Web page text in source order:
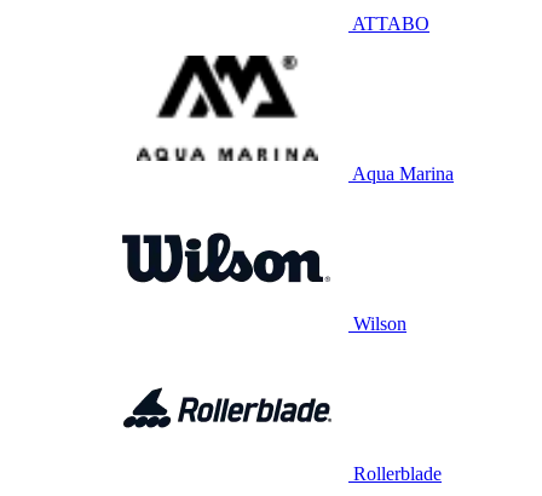
ATTABO
Aqua Marina
Wilson
Rollerblade